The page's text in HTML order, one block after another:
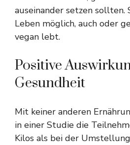
auseinander setzen sollten.
Leben möglich, auch oder
vegan lebt.
Positive
Gesundheit
Mit keiner anderen
in einer Studie die
Kilos als bei der